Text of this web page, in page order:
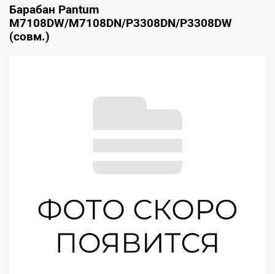
Устройство:
Барабан Pantum
M7108DW/M7108DN/P3308DN/P3308DW
(совм.)